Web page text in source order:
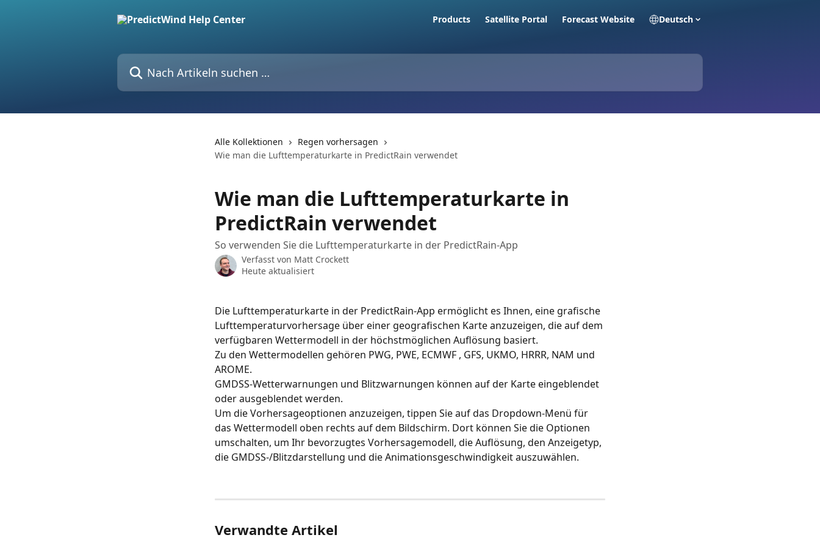
Products Satellite Portal Forecast Website Deutsch
Nach Artikeln suchen …
Alle Kollektionen
Regen vorhersagen
Wie man die Lufttemperaturkarte in PredictRain verwendet
Wie man die Lufttemperaturkarte in
PredictRain verwendet
So verwenden Sie die Lufttemperaturkarte in der PredictRain-App
Verfasst von Matt Crockett
Heute aktualisiert
Die Lufttemperaturkarte in der PredictRain-App ermöglicht es Ihnen, eine grafische
Lufttemperaturvorhersage über einer geografischen Karte anzuzeigen, die auf dem
verfügbaren Wettermodell in der höchstmöglichen Auflösung basiert.
Zu den Wettermodellen gehören PWG, PWE, ECMWF , GFS, UKMO, HRRR, NAM und
AROME.
GMDSS-Wetterwarnungen und Blitzwarnungen können auf der Karte eingeblendet
oder ausgeblendet werden.
Um die Vorhersageoptionen anzuzeigen, tippen Sie auf das Dropdown-Menü für
das Wettermodell oben rechts auf dem Bildschirm. Dort können Sie die Optionen
umschalten, um Ihr bevorzugtes Vorhersagemodell, die Auflösung, den Anzeigetyp,
die GMDSS-/Blitzdarstellung und die Animationsgeschwindigkeit auszuwählen.
Verwandte Artikel